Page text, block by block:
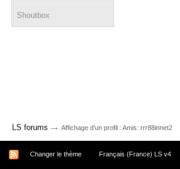
Shoutbox
LS forums → Affichage d'un profil : Amis: rrr88innet2
Changer le thème Français (France) LS v4